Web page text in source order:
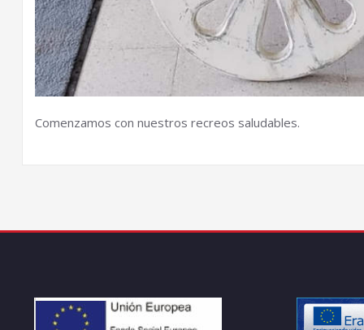
Comenzamos con nuestros recreos saludables.